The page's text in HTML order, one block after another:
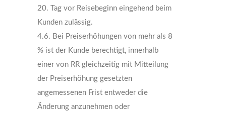
20. Tag vor Reisebeginn eingehend beim
Kunden zulässig.
4.6. Bei Preiserhöhungen von mehr als 8
% ist der Kunde berechtigt, innerhalb
einer von RR gleichzeitig mit Mitteilung
der Preiserhöhung gesetzten
angemessenen Frist entweder die
Änderung anzunehmen oder